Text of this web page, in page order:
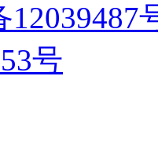
12039487
号